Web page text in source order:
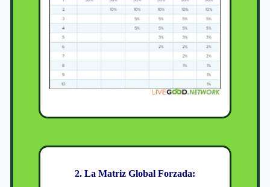
2. La Matriz Global Forzada: